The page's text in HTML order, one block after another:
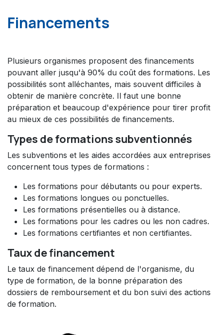
Financements
Plusieurs organismes proposent des financements
pouvant aller jusqu'à 90% du coût des formations. Les
possibilités sont alléchantes, mais souvent difficiles à
obtenir de manière concrète. Il faut une bonne
préparation et beaucoup d'expérience pour tirer profit
au mieux de ces possibilités de financements.
Types de formations subventionnés
Les subventions et les aides accordées aux entreprises
concernent tous types de formations :
Les formations pour débutants ou pour experts.
Les formations longues ou ponctuelles.
Les formations présentielles ou à distance.
Les formations pour les cadres ou les non cadres.
Les formations certifiantes et non certifiantes.
Taux de financement
Le taux de financement dépend de l'organisme, du
type de formation, de la bonne préparation des
dossiers de remboursement et du bon suivi des actions
de formation.